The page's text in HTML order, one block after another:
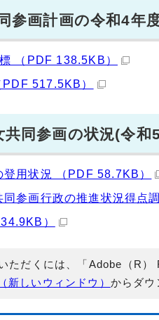
参画計画の令和4年
（PDF 138.5KB）
517.5KB）
同参画の状況(令和
用状況 （PDF 58.7KB）
参画行政の推進状況得点
）
ただくには、「Adobe（R
新しいウィンドウ） からダウ